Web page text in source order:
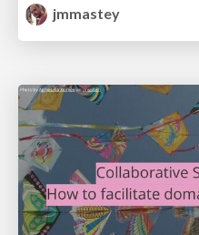
jmmastey